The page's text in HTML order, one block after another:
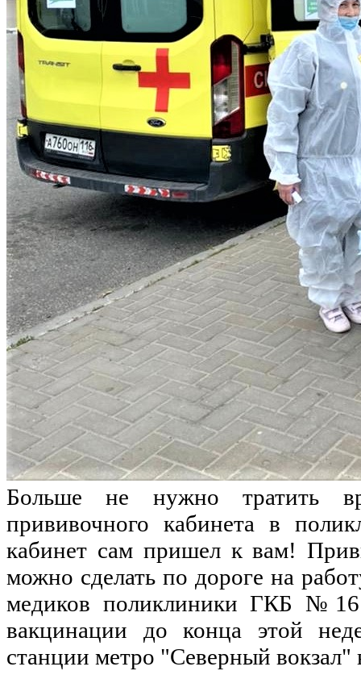
Больше не нужно тратить
прививочного кабинета в
кабинет сам пришел к вам!
можно сделать по дороге на
медиков поликлиники ГКБ
вакцинации до конца этой
станции метро "Северный вокзал"